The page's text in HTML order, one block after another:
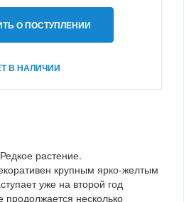
О ПОСТУПЛЕНИИ
В НАЛИЧИИ
растение.
крупным ярко-желтым
уже на второй год
несколько